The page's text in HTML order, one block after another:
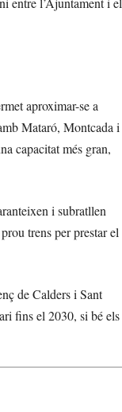
aproximar-se a
Mataró, Montcada i
capacitat més gran,
i subratllen
trens per prestar el
de Calders i Sant
fins el 2030, si bé els